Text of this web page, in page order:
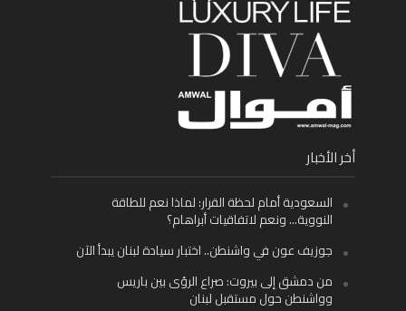
أخر الأخبار
السعودية أمام لحظة القرار: لماذا نعم للطاقة
النووية… ونعم لاتفاقيات أبراهام؟
جوزيف عون في واشنطن.. اختبار سيادة لبنان يبدأ الآن
من دمشق إلى بيروت: صراع الرؤى بين باريس
وواشنطن حول مستقبل لبنان